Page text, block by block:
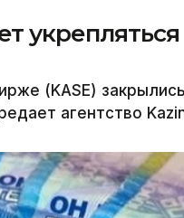
укрепляться
(KASE)
агентство